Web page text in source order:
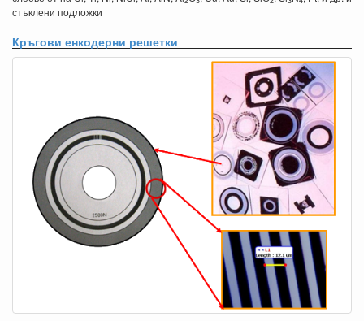
стъклени подложки
Кръгови енкодерни решетки